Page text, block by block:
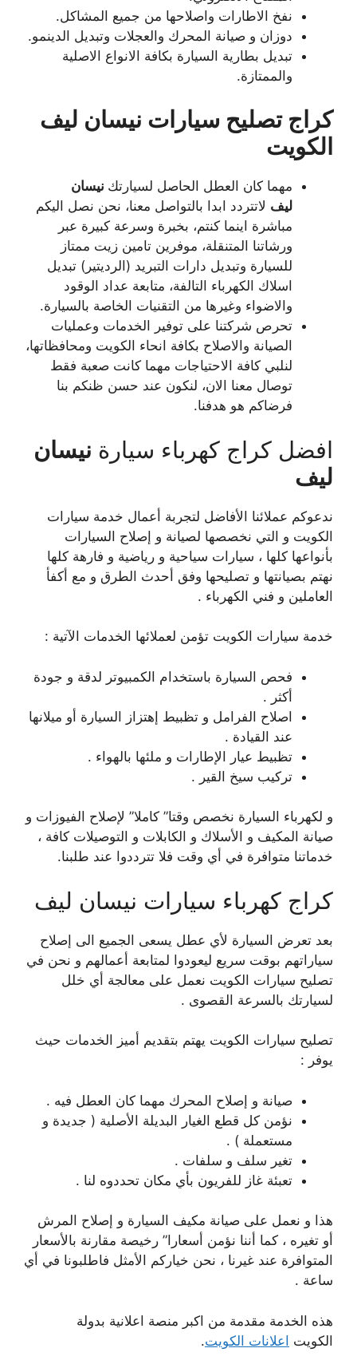
نفخ الاطارات واصلاحها من جميع المشاكل.
دوزان و صيانة المحرك والعجلات وتبديل الدينمو.
تبديل بطارية السيارة بكافة الانواع الاصلية
والممتازة.
كراج تصليح سيارات نيسان ليف
الكويت
مهما كان العطل الحاصل لسيارتك نيسان
ليف لاتتردد ابدا بالتواصل معنا، نحن نصل اليكم
مباشرة اينما كنتم، بخبرة وسرعة كبيرة عبر
ورشاتنا المتنقلة، موفرين تامين زيت ممتاز
للسيارة وتبديل دارات التبريد (الرديتير) تبديل
اسلاك الكهرباء التالفة، متابعة عداد الوقود
والاضواء وغيرها من التقنيات الخاصة بالسيارة.
تحرص شركتنا على توفير الخدمات وعمليات
الصيانة والاصلاح بكافة انحاء الكويت ومحافظاتها،
لنلبي كافة الاحتياجات مهما كانت صعبة فقط
توصال معنا الان، لنكون عند حسن ظنكم بنا
فرضاكم هو هدفنا.
افضل كراج كهرباء سيارة نيسان
ليف
ندعوكم عملائنا الأفاضل لتجربة أعمال خدمة سيارات
الكويت و التي نخصصها لصيانة و إصلاح السيارات
بأنواعها كلها ، سيارات سياحية و رياضية و فارهة كلها
نهتم بصيانتها و تصليحها وفق أحدث الطرق و مع أكفأ
العاملين و فني الكهرباء .
خدمة سيارات الكويت تؤمن لعملائها الخدمات الآتية :
فحص السيارة باستخدام الكمبيوتر لدقة و جودة
أكثر .
اصلاح الفرامل و تظبيط إهتزاز السيارة أو ميلانها
عند القيادة .
تظبيط عيار الإطارات و ملئها بالهواء .
تركيب سيخ القير .
و لكهرباء السيارة نخصص وقتا” كاملا” لإصلاح الفيوزات و
صيانة المكيف و الأسلاك و الكابلات و التوصيلات كافة ،
خدماتنا متوافرة في أي وقت فلا تترددوا عند طلبنا.
كراج كهرباء سيارات نيسان ليف
بعد تعرض السيارة لأي عطل يسعى الجميع الى إصلاح
سياراتهم بوقت سريع ليعودوا لمتابعة أعمالهم و نحن في
تصليح سيارات الكويت نعمل على معالجة أي خلل
لسيارتك بالسرعة القصوى .
تصليح سيارات الكويت يهتم بتقديم أميز الخدمات حيث
يوفر :
صيانة و إصلاح المحرك مهما كان العطل فيه .
نؤمن كل قطع الغيار البديلة الأصلية ( جديدة و
مستعملة ) .
تغير سلف و سلفات .
تعبئة غاز للفريون بأي مكان تحددوه لنا .
هذا و نعمل على صيانة مكيف السيارة و إصلاح المرش
أو تغيره ، كما أننا نؤمن أسعارا” رخيصة مقارنة بالأسعار
المتوافرة عند غيرنا ، نحن خياركم الأمثل فاطلبونا في أي
ساعة .
هذه الخدمة مقدمة من اكبر منصة اعلانية بدولة
الكويت اعلانات الكويت.